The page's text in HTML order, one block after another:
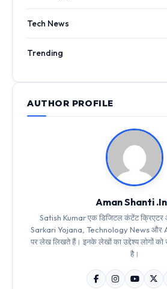
Tech News
Trending
AUTHOR PROFILE
Aman Shanti .In
Satish Kumar एक डिजिटल कंटेंट क्रिएटर
Sarkari Yojana, Technology News और
पर लेख लिखते हैं। इनके लेखों का उद्देश्य लोगों को
है।